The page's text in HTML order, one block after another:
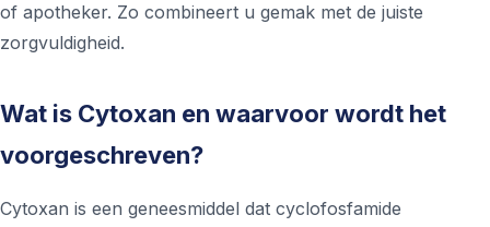
of apotheker. Zo combineert u gemak met de juiste
zorgvuldigheid.
Wat is Cytoxan en waarvoor wordt het
voorgeschreven?
Cytoxan is een geneesmiddel dat cyclofosfamide